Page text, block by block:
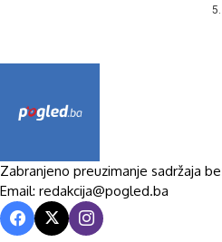
Zabranjeno preuzimanje sadržaja
Email: redakcija@pogled.ba